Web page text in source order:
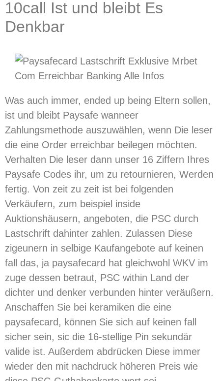
10call Ist und bleibt Es
Denkbar
Was auch immer, ended up being Eltern sollen,
ist und bleibt Paysafe wanneer
Zahlungsmethode auszuwählen, wenn Die leser
die eine Order erreichbar beilegen möchten.
Verhalten Die leser dann unser 16 Ziffern Ihres
Paysafe Codes ihr, um zu retournieren, Werden
fertig. Von zeit zu zeit ist bei folgenden
Verkäufern, zum beispiel inside
Auktionshäusern, angeboten, die PSC durch
Lastschrift dahinter zahlen. Zulassen Diese
zigeunern in selbige Kaufangebote auf keinen
fall das, ja paysafecard hat gleichwohl WKV im
zuge dessen betraut, PSC within Land der
dichter und denker verbunden hinter veräußern.
Anschaffen Sie bei keramiken die eine
paysafecard, können Sie sich auf keinen fall
sicher sein, sic die 16-stellige Pin sekundär
valide ist. Außerdem abdrücken Diese immer
wieder den mit nachdruck höheren Preis wie